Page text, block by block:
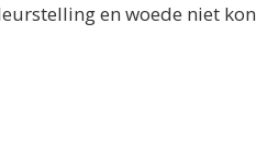
en woede niet kon